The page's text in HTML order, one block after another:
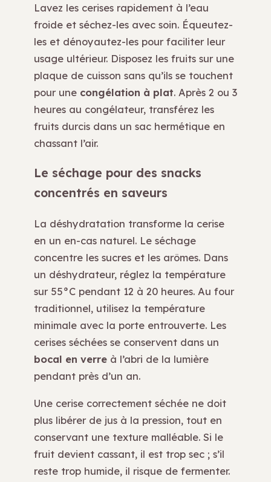
Lavez les cerises rapidement à l’eau
froide et séchez-les avec soin. Équeutez-
les et dénoyautez-les pour faciliter leur
usage ultérieur. Disposez les fruits sur une
plaque de cuisson sans qu’ils se touchent
pour une congélation à plat. Après 2 ou 3
heures au congélateur, transférez les
fruits durcis dans un sac hermétique en
chassant l’air.
Le séchage pour des snacks
concentrés en saveurs
La déshydratation transforme la cerise
en un en-cas naturel. Le séchage
concentre les sucres et les arômes. Dans
un déshydrateur, réglez la température
sur 55°C pendant 12 à 20 heures. Au four
traditionnel, utilisez la température
minimale avec la porte entrouverte. Les
cerises séchées se conservent dans un
bocal en verre à l’abri de la lumière
pendant près d’un an.
Une cerise correctement séchée ne doit
plus libérer de jus à la pression, tout en
conservant une texture malléable. Si le
fruit devient cassant, il est trop sec ; s’il
reste trop humide, il risque de fermenter.